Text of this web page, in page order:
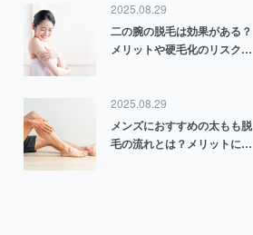
2025.08.29
二の腕の脱毛は効果がある？
メリットや硬毛化のリスクに
2025.08.29
メンズにおすすめの太もも脱
毛の流れとは？メリットにつ